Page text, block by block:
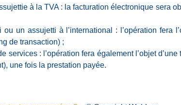
à la TVA : la facturation électronique sera
un assujetti à l’international : l’opération fera
de transaction) ;
services : l’opération fera également l’objet
une fois la prestation payée.